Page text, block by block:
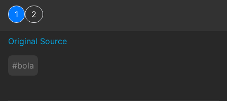
1 2
Original Source
#bola